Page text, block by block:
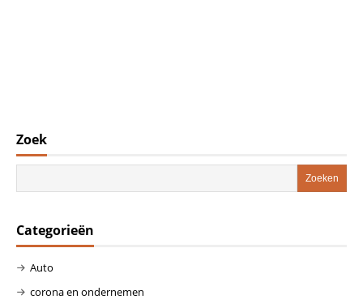
Zoek
Categorieën
Auto
corona en ondernemen